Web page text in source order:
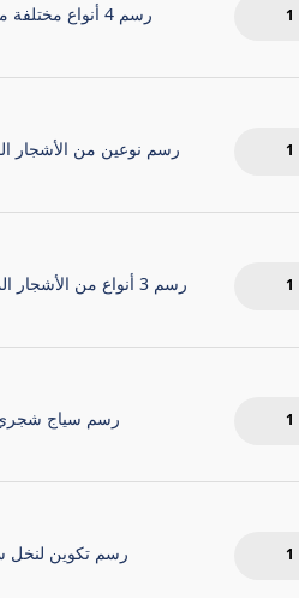
رسم 4 أنواع مختلفة من الأشجار الأمام 1
رسم نوعين من الأشجار 1
رسم 3 أنواع من الأشجار المتنوعة من الأمام 1
رسم سياج شجري 1
رسم تكوين لنخل 1